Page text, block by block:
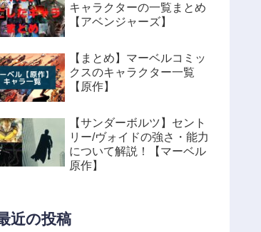
キャラクターの一覧まとめ
【アベンジャーズ】
【まとめ】マーベルコミッ
クスのキャラクター一覧
【原作】
【サンダーボルツ】セント
リー/ヴォイドの強さ・能力
について解説！【マーベル
原作】
近の投稿